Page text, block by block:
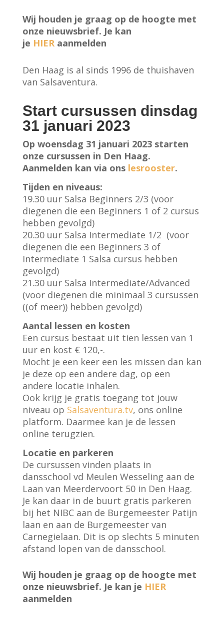
Wij houden je graag op de hoogte met
onze nieuwsbrief. Je kan
je HIERaanmelden
Den Haag is al sinds 1996 de thuishaven
van Salsaventura.
Start cursussen dinsdag
31 januari 2023
Op woensdag 31 januari 2023 starten
onze cursussen in Den Haag.
Aanmelden kan via ons lesrooster.
Tijden en niveaus:
19.30 uur Salsa Beginners 2/3 (voor
diegenen die een Beginners 1 of 2 cursus
hebben gevolgd)
20.30 uur Salsa Intermediate 1/2 (voor
diegenen die een Beginners 3 of
Intermediate 1 Salsa cursus hebben
gevolgd)
21.30 uur Salsa Intermediate/Advanced
(voor diegenen die minimaal 3 cursussen
((of meer)) hebben gevolgd)
Aantal lessen en kosten
Een cursus bestaat uit tien lessen van 1
uur en kost € 120,-.
Mocht je een keer een les missen dan kan
je deze op een andere dag, op een
andere locatie inhalen.
Ook krijg je gratis toegang tot jouw
niveau op Salsaventura.tv, ons online
platform. Daarmee kan je de lessen
online terugzien.
Locatie en parkeren
De cursussen vinden plaats in
dansschool vd Meulen Wesseling aan de
Laan van Meerdervoort 50 in Den Haag.
Je kan daar in de buurt gratis parkeren
bij het NIBC aan de Burgemeester Patijn
laan en aan de Burgemeester van
Carnegielaan. Dit is op slechts 5 minuten
afstand lopen van de dansschool.
Wij houden je graag op de hoogte met
onze nieuwsbrief. Je kan je HIER
aanmelden